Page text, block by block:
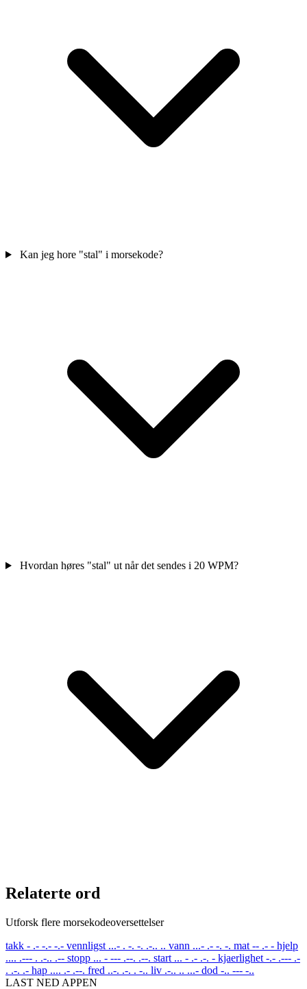
Kan jeg hore "stal" i morsekode?
Hvordan høres "stal" ut når det sendes i 20 WPM?
Relaterte ord
Utforsk flere morsekodeoversettelser
takk - .- -.- -.- vennligst ...- . -. -. .-.. .. vann ...- .- -. -. mat -- .- - hjelp
.... .--- . .-.. .-- stopp ... - --- .--. .--. start ... - .- .-. - kjaerlighet -.- .--- .-
. .-. .- hap .... .- .--. fred ..-. .-. . -.. liv .-.. .. ...- dod -.. --- -..
LAST NED APPEN